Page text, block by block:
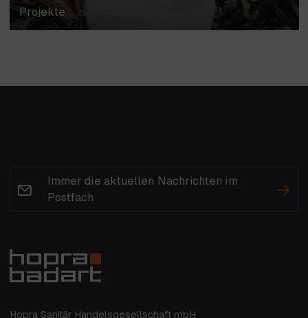
Projekte
Immer die aktuellen Nachrichten im
Postfach
Hopra Sanitär Handelsgesellschaft mbH